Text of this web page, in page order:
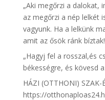
„Aki megőrzi a dalokat,
az megőrzi a nép lelkét
vagyunk. Ha a lelkünk
amit az ősök ránk
„Hagyj fel a rosszal,és
békességre, és kövesd
HÁZI (OTTHONI) SZAK-
https://